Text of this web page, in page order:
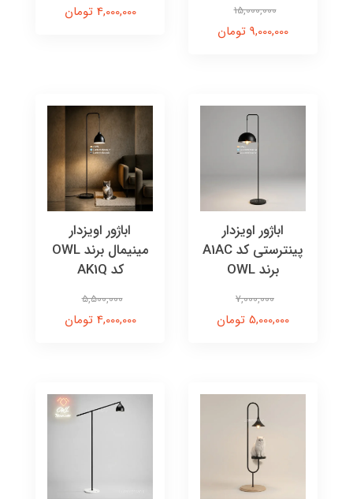
15,000,000
9,000,000 تومان
4,000,000 تومان
اباژور اویزدار
پینترستی کد A1AC
برند OWL
7,000,000
5,000,000 تومان
اباژور اویزدار
مینیمال برند OWL
کد AK1Q
5,500,000
4,000,000 تومان